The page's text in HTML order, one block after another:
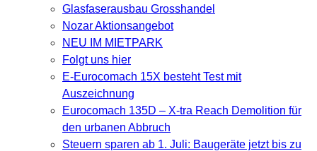
Glasfaserausbau Grosshandel
Nozar Aktionsangebot
NEU IM MIETPARK
Folgt uns hier
E-Eurocomach 15X besteht Test mit
Auszeichnung
Eurocomach 135D – X-tra Reach Demolition für
den urbanen Abbruch
Steuern sparen ab 1. Juli: Baugeräte jetzt bis zu